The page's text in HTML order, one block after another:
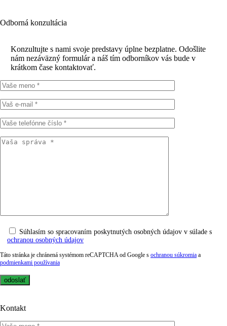
Odborná konzultácia
Konzultujte s nami svoje predstavy úplne bezplatne. Odošlite
nám nezáväzný formulár a náš tím odborníkov vás bude v
krátkom čase kontaktovať.
Súhlasím so spracovaním poskytnutých osobných údajov v súlade s
ochranou osobných údajov
Táto stránka je chránená systémom reCAPTCHA od Google s ochranou súkromia a
podmienkami používania
Kontakt